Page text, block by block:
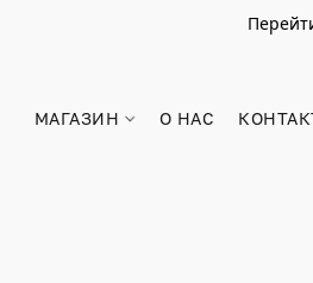
МАГАЗИН О НАС